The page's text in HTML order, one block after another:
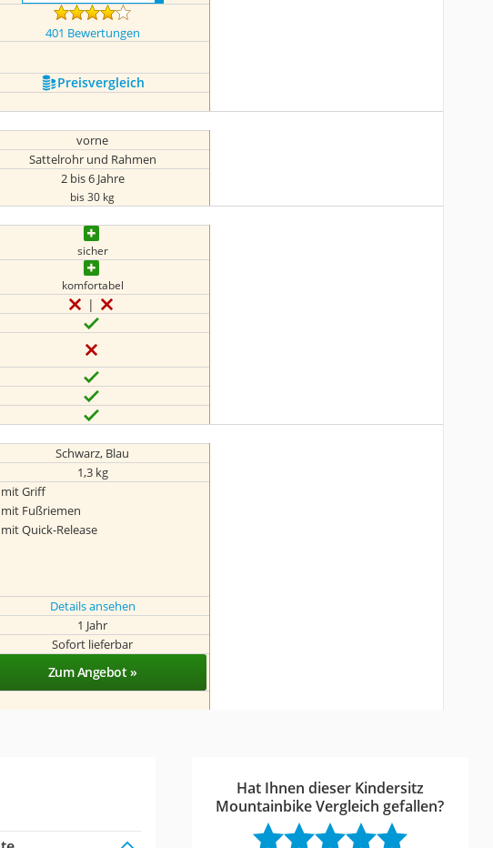
401 Bewertungen
Preis­vergleich
vorne
Sattelrohr und Rahmen
2 bis 6 Jahre
bis 30 kg
sicher
komfortabel
Schwarz, Blau
1,3 kg
mit Griff
mit Fußriemen
mit Quick-Release
Details ansehen
1 Jahr
Sofort lieferbar
Zum Angebot »
Hat Ihnen dieser Kindersitz
Mountainbike Vergleich gefallen?